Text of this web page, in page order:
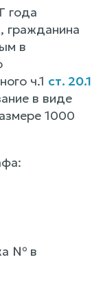
года
гражданина
в
ч.1 ст. 20.1
в виде
1000
№ в